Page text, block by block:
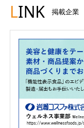
LINK 掲載企業